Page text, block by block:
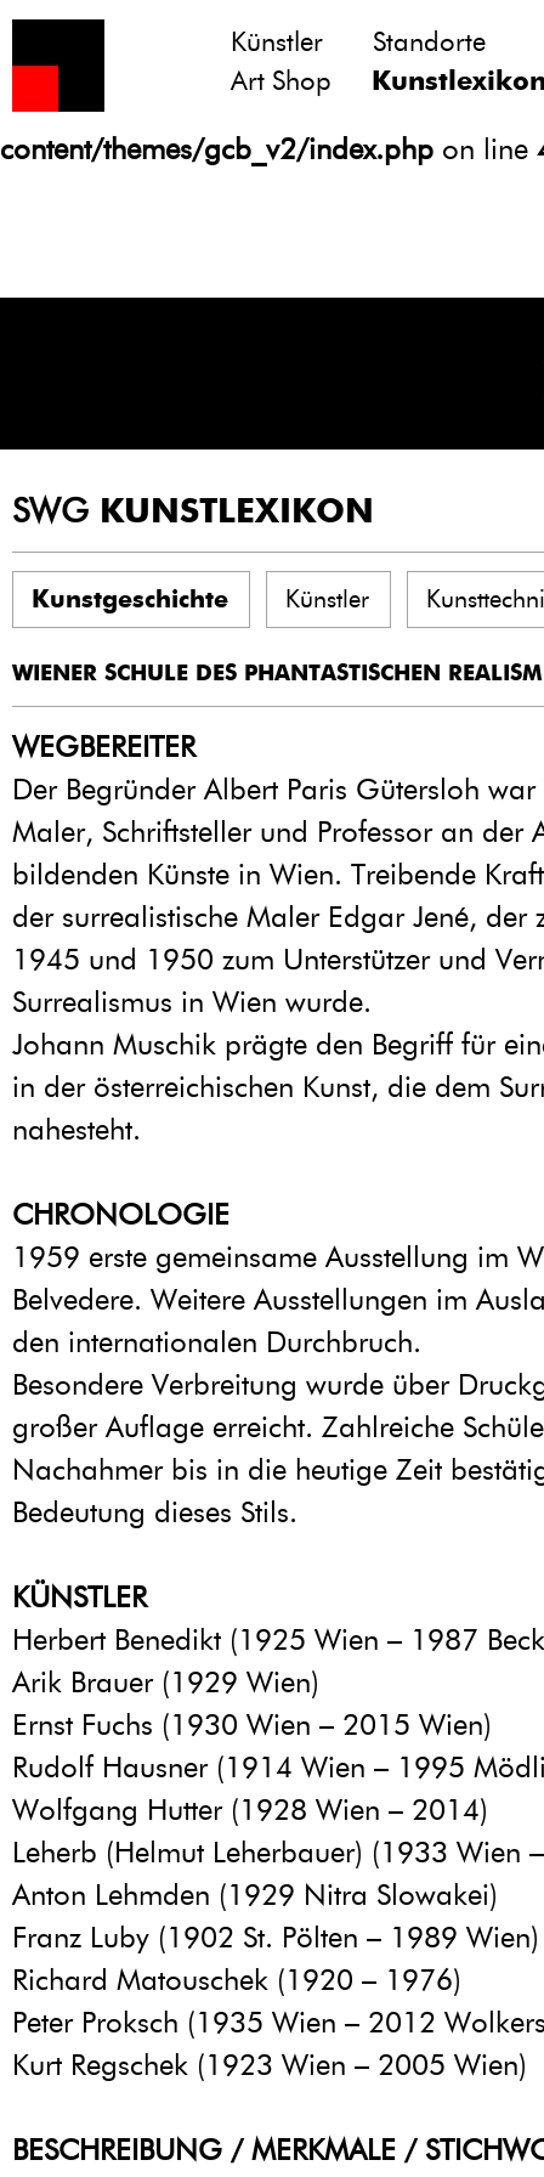
Notice
: Undefined variable: atts in
/homepages/21/d13550920/htdocs/
content/themes/gcb_v2/index.php on line
Künstler
Standorte
Art Shop
SWG KUNSTLEXIKON
Kunstgeschichte Künstler
WIENER SCHULE DES PHANTASTISCHEN
WEGBEREITER
Der Begründer Albert Paris Gütersloh war
Maler, Schriftsteller und Professor an der
bildenden Künste in Wien. Treibende
der surrealistische Maler Edgar Jené, der
1945 und 1950 zum Unterstützer und
Surrealismus in Wien wurde.
Johann Muschik prägte den Begriff für
in der österreichischen Kunst, die dem
nahesteht.
CHRONOLOGIE
1959 erste gemeinsame Ausstellung im
Belvedere. Weitere Ausstellungen im
den internationalen Durchbruch.
Besondere Verbreitung wurde über
großer Auflage erreicht. Zahlreiche
Nachahmer bis in die heutige Zeit
Bedeutung dieses Stils.
KÜNSTLER
Herbert Benedikt (1925 Wien – 1987
Arik Brauer (1929 Wien)
Ernst Fuchs (1930 Wien – 2015 Wien)
Rudolf Hausner (1914 Wien – 1995
Wolfgang Hutter (1928 Wien – 2014)
Leherb (Helmut Leherbauer) (1933 Wien
Anton Lehmden (1929 Nitra Slowakei)
Franz Luby (1902 St. Pölten – 1989 Wien)
Richard Matouschek (1920 – 1976)
Peter Proksch (1935 Wien – 2012
Kurt Regschek (1923 Wien – 2005 Wien)
BESCHREIBUNG / MERKMALE /